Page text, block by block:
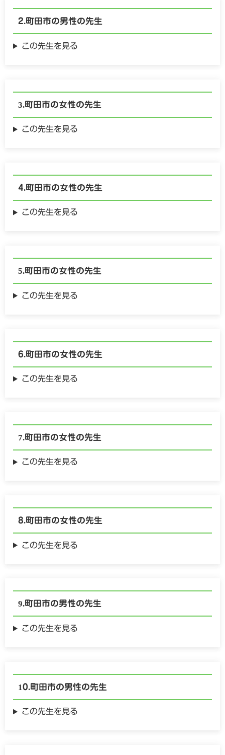
町田市の男性の先生
この先生を見る
町田市の女性の先生
この先生を見る
町田市の女性の先生
この先生を見る
町田市の女性の先生
この先生を見る
町田市の女性の先生
この先生を見る
町田市の女性の先生
この先生を見る
町田市の女性の先生
この先生を見る
町田市の男性の先生
この先生を見る
町田市の男性の先生
この先生を見る